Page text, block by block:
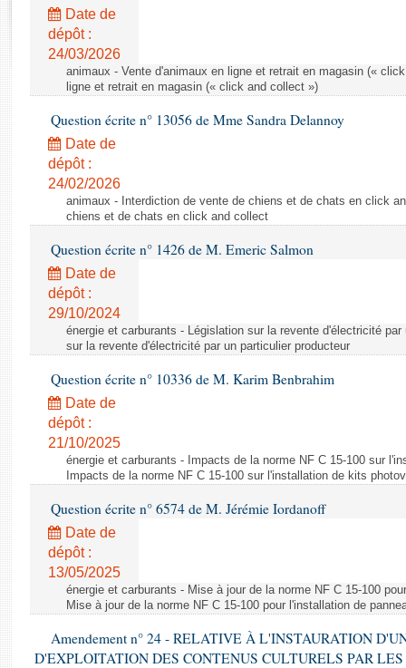
Rapports législatifs
Rapports sur l'application des lois
Baromètre de l’application des lois
Dossiers législatifs
Budget et sécurité sociale
Questions écrites et orales
Comptes rendus des débats
Date de
dépôt :
24/03/2026
animaux - Vente d'animaux en ligne et retrait en magasin («
ligne et retrait en magasin (« click and collect »)
Question écrite n° 13056 de Mme Sandra Delannoy
Date de
dépôt :
24/02/2026
animaux - Interdiction de vente de chiens et de chats en click
chiens et de chats en click and collect
Question écrite n° 1426 de M. Emeric Salmon
Date de
dépôt :
29/10/2024
énergie et carburants - Législation sur la revente d'électricité
sur la revente d'électricité par un particulier producteur
Question écrite n° 10336 de M. Karim Benbrahim
Date de
dépôt :
21/10/2025
énergie et carburants - Impacts de la norme NF C 15-100 sur
Impacts de la norme NF C 15-100 sur l'installation de kits
Question écrite n° 6574 de M. Jérémie Iordanoff
Date de
dépôt :
13/05/2025
énergie et carburants - Mise à jour de la norme NF C 15-100
Mise à jour de la norme NF C 15-100 pour l'installation de
Amendement n° 24 - RELATIVE À L'INSTAURATION
D'EXPLOITATION DES CONTENUS CULTURELS PAR LES